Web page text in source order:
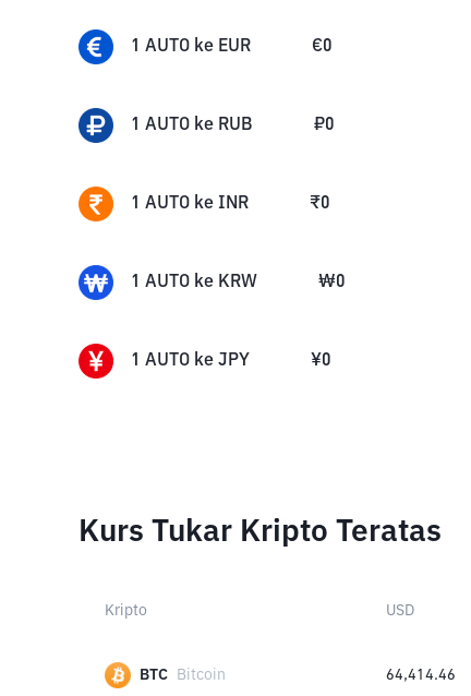
1 AUTO ke EUR €0
1 AUTO ke RUB ₽0
1 AUTO ke INR ₹0
1 AUTO ke KRW ₩0
1 AUTO ke JPY ¥0
Kurs Tukar Kripto Teratas
Kripto USD
BTC Bitcoin 64,414.46